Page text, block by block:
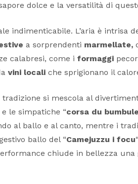
dolce e la versatilità di
indimenticabile. L’aria è intrisa
a sorprendenti marmellate,
calabresi, come i formaggi
vini locali che sprigionano il
si mescola al
e le simpatiche “corsa du
al ballo e al canto, mentre i
ballo del “Camejuzzu i focu
chiude in bellezza